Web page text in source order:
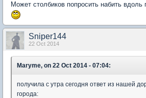
Может столбиков попросить набить вдоль
Sniper144
22 Oct 2014
Maryme, on 22 Oct 2014 - 07:04:
получила с утра сегодня ответ из нашей
города: